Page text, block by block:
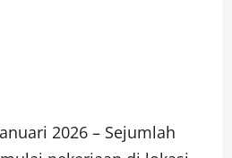
2026 – Sejumlah